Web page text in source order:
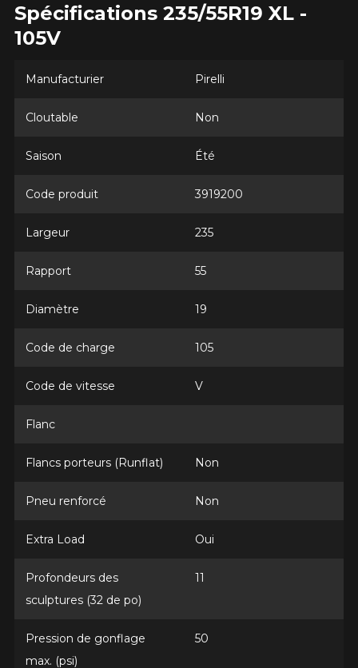
Spécifications 235/55R19 XL -
105V
Manufacturier Pirelli
Cloutable Non
Saison Été
Code produit 3919200
Largeur 235
Rapport 55
Diamètre 19
Code de charge 105
Code de vitesse V
Flanc
Flancs porteurs (Runflat) Non
Pneu renforcé Non
Extra Load Oui
Profondeurs des
sculptures (32 de po)
11
Pression de gonflage
max. (psi)
50
SCORPION AS PLUS 3
Nom
Courriel
Votre véhicule
KM parcourus